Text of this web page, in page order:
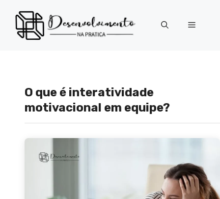
para
conteúdo
Menu
O que é interatividade
motivacional em equipe?